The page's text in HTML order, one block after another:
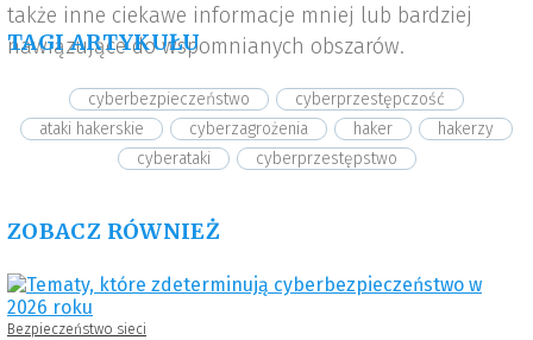
także inne ciekawe informacje mniej lub bardziej
nawiązujące do wspomnianych obszarów.
TAGI ARTYKUŁU
cyberbezpieczeństwo
cyberprzestępczość
ataki hakerskie
cyberzagrożenia haker
hakerzy
cyberataki
cyberprzestępstwo
ZOBACZ RÓWNIEŻ
Bezpieczeństwo sieci